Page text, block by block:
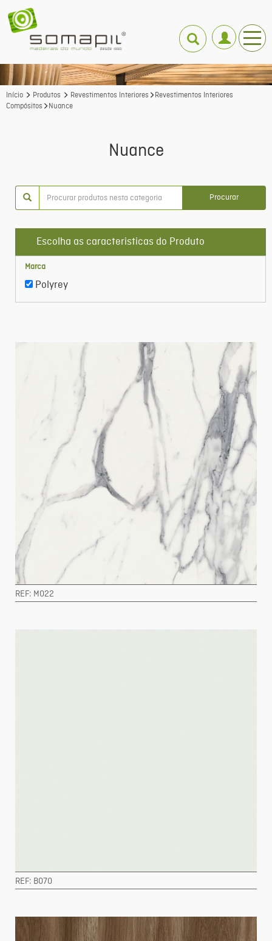
Início Produtos Revestimentos Interiores
Revestimentos Interiores
Compósitos
Nuance
Nuance
Procurar
Escolha as caracteristicas do Produto
Marca
Polyrey
REF: M022
REF: B070